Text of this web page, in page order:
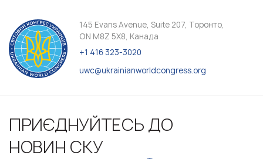
145 Evans Avenue, Suite 207, Торонто,
ON M8Z 5X8, Канада
+1 416 323-3020
uwc@ukrainianworldcongress.org
ПРИЄДНУЙТЕСЬ ДО
НОВИН СКУ